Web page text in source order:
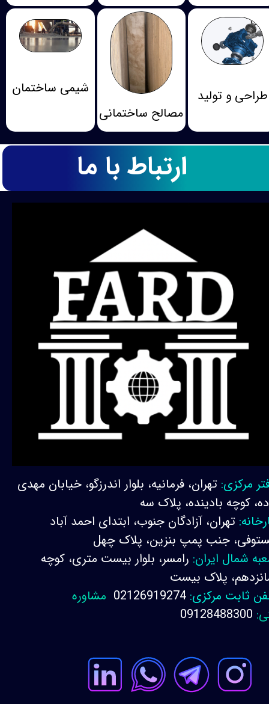
طراحی و تولید
مصالح ساختمانی
شیمی ساختمان
ارتباط با ما
مرکزی: تهران، فرمانیه، بلوار اندرزگو، خیابان مهدی
کوچه بادینده، پلاک سه
تهران، آزادگان جنوب، ابتدای احمد آباد
جنب پمپ بنزین، پلاک چهل
شمال ایران: رامسر، بلوار بیست متری، کوچه
پلاک بیست
ثابت مرکزی:
مشاوره